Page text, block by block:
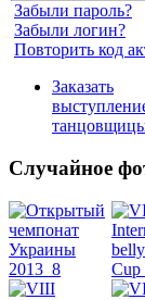
Забыли пароль?
Забыли логин?
Повторить код
Заказать
Случайное